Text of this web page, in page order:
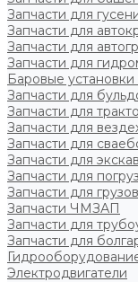
Запчасти для
Запчасти для
Запчасти для
Запчасти для
Баровые
Запчасти для
Запчасти для
Запчасти для
Запчасти для
Запчасти для
Запчасти для
Запчасти для
Запчасти ЧМЗАП
Запчасти для
Запчасти для
Электродвигатели